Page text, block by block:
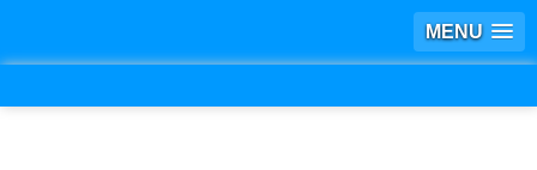
MENU